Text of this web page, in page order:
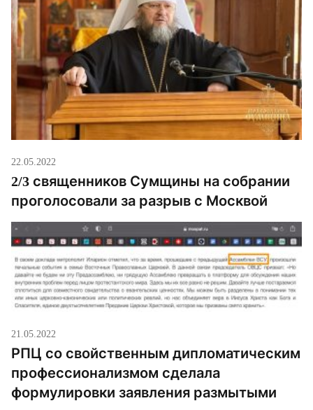
22.05.2022
2/3 священников Сумщины на собрании
проголосовали за разрыв с Москвой
21.05.2022
РПЦ со свойственным дипломатическим
профессионализмом сделала
формулировки заявления размытыми